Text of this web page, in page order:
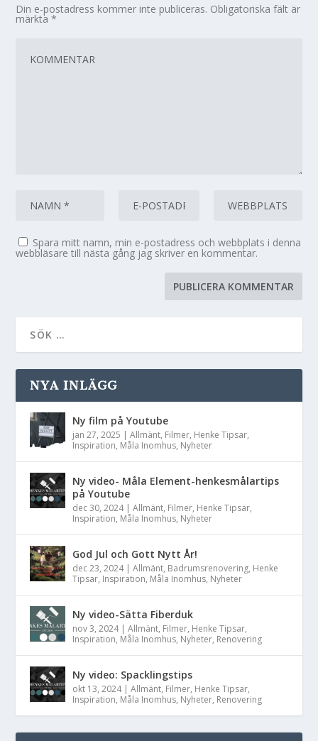
Din e-postadress kommer inte publiceras. Obligatoriska fält är
märkta*
Spara mitt namn, min e-postadress och webbplats i denna
webbläsare till nästa gång jag skriver en kommentar.
NYA INLÄGG
Ny film på Youtube
jan 27, 2025 |Allmänt, Filmer, Henke Tipsar,
Inspiration, Måla Inomhus, Nyheter
Ny video- Måla Element-henkesmålartips
på Youtube
dec 30, 2024|Allmänt, Filmer, Henke Tipsar,
Inspiration, Måla Inomhus, Nyheter
God Jul och Gott Nytt År!
dec 23, 2024|Allmänt, Badrumsrenovering, Henke
Tipsar, Inspiration, Måla Inomhus, Nyheter
Ny video-Sätta Fiberduk
nov 3, 2024|Allmänt, Filmer, Henke Tipsar,
Inspiration, Måla Inomhus, Nyheter, Renovering
Ny video: Spacklingstips
okt 13, 2024|Allmänt, Filmer, Henke Tipsar,
Inspiration, Måla Inomhus, Nyheter, Renovering